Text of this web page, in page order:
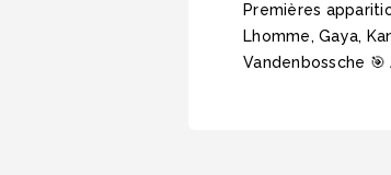
Premières
Lhomme, Gaya,
Vandenbossche 🎯